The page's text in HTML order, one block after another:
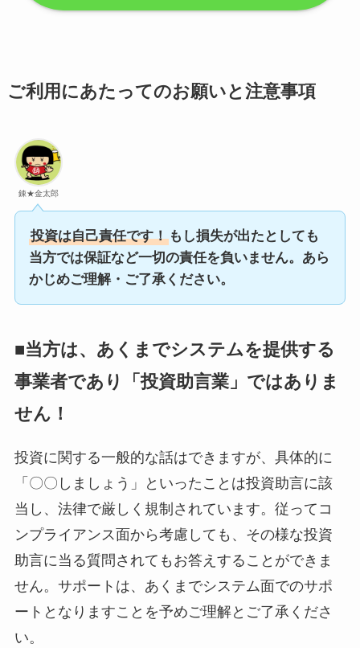
ご利用にあたってのお願いと注意事項
錬★金太郎
投資は自己責任です！もし損失が出たとしても
当方では保証など一切の責任を負いません。あら
かじめご理解・ご了承ください。
■当方は、あくまでシステムを提供する
事業者であり「投資助言業」ではありま
せん！
投資に関する一般的な話はできますが、具体的に
「〇〇しましょう」といったことは投資助言に該
当し、法律で厳しく規制されています。従ってコ
ンプライアンス面から考慮しても、その様な投資
助言に当る質問されてもお答えすることができま
せん。サポートは、あくまでシステム面でのサポ
ートとなりますことを予めご理解とご了承くださ
い。